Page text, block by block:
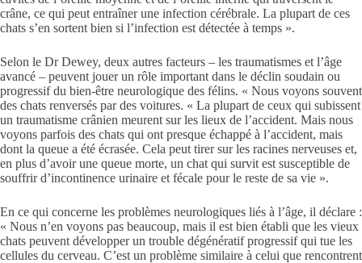
crâne, ce qui peut entraîner une infection cérébrale. La plupart de ces
chats s’en sortent bien si l’infection est détectée à temps ».
Selon le Dr Dewey, deux autres facteurs – les traumatismes et l’âge
avancé – peuvent jouer un rôle important dans le déclin soudain ou
progressif du bien-être neurologique des félins. « Nous voyons souvent
des chats renversés par des voitures. « La plupart de ceux qui subissent
un traumatisme crânien meurent sur les lieux de l’accident. Mais nous
voyons parfois des chats qui ont presque échappé à l’accident, mais
dont la queue a été écrasée. Cela peut tirer sur les racines nerveuses et,
en plus d’avoir une queue morte, un chat qui survit est susceptible de
souffrir d’incontinence urinaire et fécale pour le reste de sa vie ».
En ce qui concerne les problèmes neurologiques liés à l’âge, il déclare :
« Nous n’en voyons pas beaucoup, mais il est bien établi que les vieux
chats peuvent développer un trouble dégénératif progressif qui tue les
cellules du cerveau. C’est un problème similaire à celui que rencontrent